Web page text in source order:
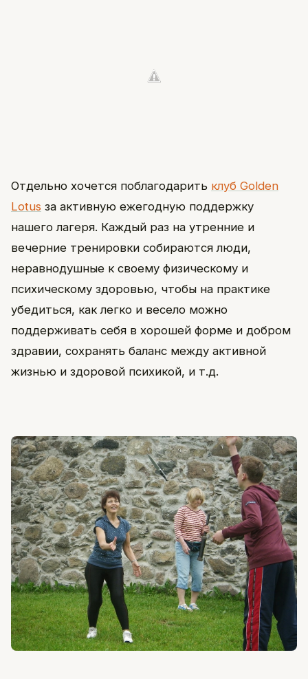
Отдельно хочется поблагодарить клуб Golden
Lotus за активную ежегодную поддержку
нашего лагеря. Каждый раз на утренние и
вечерние тренировки собираются люди,
неравнодушные к своему физическому и
психическому здоровью, чтобы на практике
убедиться, как легко и весело можно
поддерживать себя в хорошей форме и добром
здравии, сохранять баланс между активной
жизнью и здоровой психикой, и т.д.